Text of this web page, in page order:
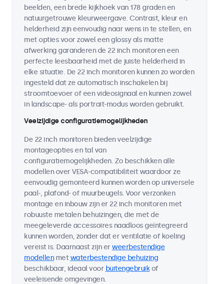
beelden, een brede kijkhoek van 178 graden en
natuurgetrouwe kleurweergave. Contrast, kleur en
helderheid zijn eenvoudig naar wens in te stellen, en
met opties voor zowel een glossy als matte
afwerking garanderen de 22 inch monitoren een
perfecte leesbaarheid met de juiste helderheid in
elke situatie. De 22 inch monitoren kunnen zo worden
ingesteld dat ze automatisch inschakelen bij
stroomtoevoer of een videosignaal en kunnen zowel
in landscape- als portrait-modus worden gebruikt.
Veelzijdige configuratiemogelijkheden
De 22 inch monitoren bieden veelzijdige
montageopties en tal van
configuratiemogelijkheden. Zo beschikken alle
modellen over VESA-compatibiliteit waardoor ze
eenvoudig gemonteerd kunnen worden op universele
paal-, plafond- of muurbeugels. Voor verzonken
montage en inbouw zijn er 22 inch monitoren met
robuuste metalen behuizingen, die met de
meegeleverde accessoires naadloos geïntegreerd
kunnen worden, zonder dat er ventilatie of koeling
vereist is. Daarnaast zijn erweerbestendige
modellenmetwaterbestendige behuizing
beschikbaar, ideaal voor buitengebruikof
veeleisende omgevingen.